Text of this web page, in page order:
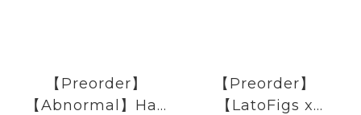
【Preorder】
【Abnormal】Han
【Preorder】
【LatoFigs x